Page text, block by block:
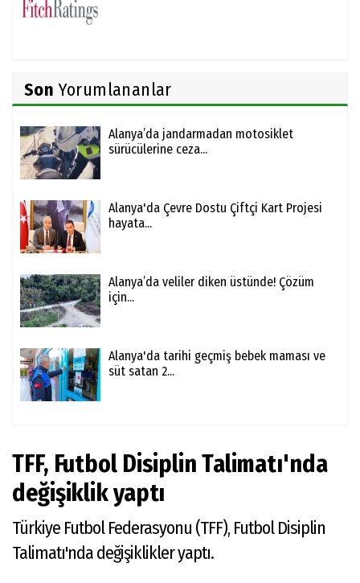
Son Yorumlananlar
Alanya’da jandarmadan motosiklet
sürücülerine ceza...
Alanya'da Çevre Dostu Çiftçi Kart Projesi
hayata...
Alanya’da veliler diken üstünde! Çözüm
için...
Alanya'da tarihi geçmiş bebek maması ve
süt satan 2...
TFF, Futbol Disiplin Talimatı'nda
değişiklik yaptı
Türkiye Futbol Federasyonu (TFF), Futbol Disiplin
Talimatı'nda değişiklikler yaptı.